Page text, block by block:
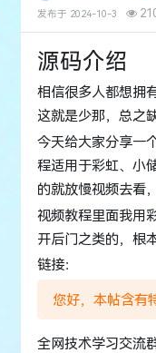
发布于 2024-10-3
源码介绍
相信很多人都想拥
这就是少那，总之
今天给大家分享一
程适用于彩虹、小
的就放慢视频去看
视频教程里面我用
开后门之类的，根
链接：
您好，本帖含有
全网技术学习交流